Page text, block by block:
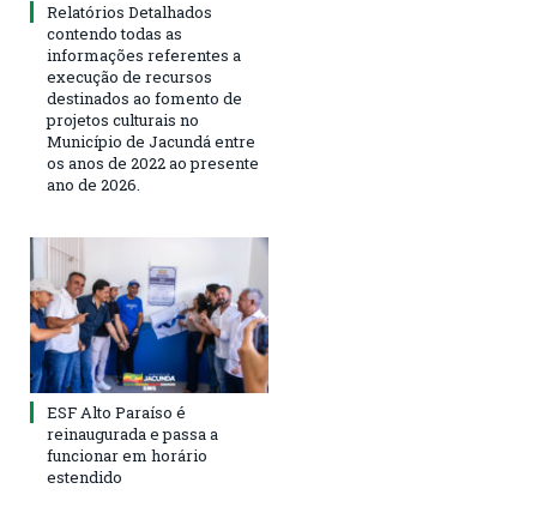
Relatórios Detalhados
contendo todas as
informações referentes a
execução de recursos
destinados ao fomento de
projetos culturais no
Município de Jacundá entre
os anos de 2022 ao presente
ano de 2026.
ESF Alto Paraíso é
reinaugurada e passa a
funcionar em horário
estendido